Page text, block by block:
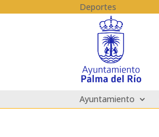
Deportes
Ayuntamiento